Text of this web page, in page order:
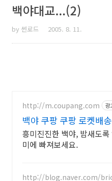
백야대교...(2)
by 썬로드 2005. 8. 11.
http://m.coupang.com 광
백야 쿠팡 쿠팡 로켓배
르게
흥미진진한 백야, 밤새도록
미에 빠져보세요.
http://blog.naver.com/